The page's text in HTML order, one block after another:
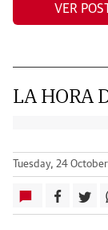
VER
LA HORA
Tuesday, 24